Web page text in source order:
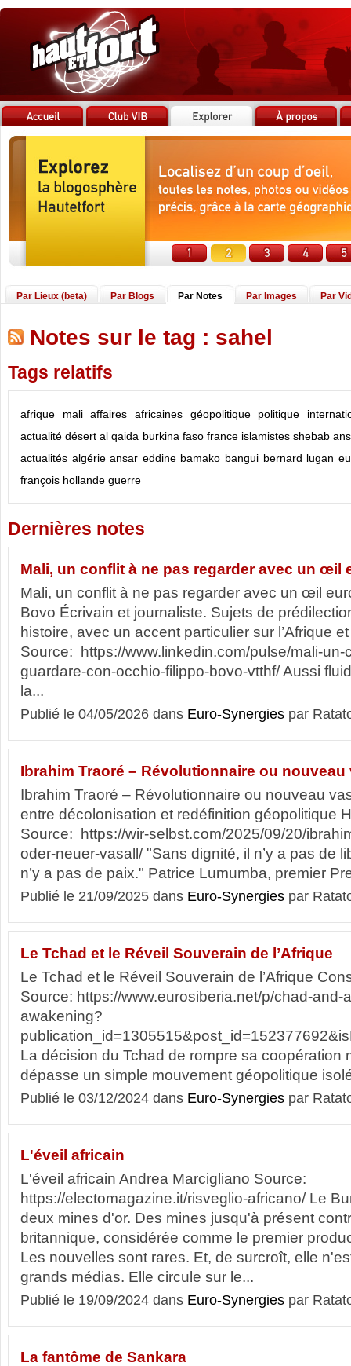
Par Lieux (beta) Par Blogs Par Notes Par Images Par
Notes sur le tag : sahel
Tags relatifs
afrique mali affaires africaines géopolitique
politique
actualité désert al qaida burkina faso france islamistes shebab
actualités algérie ansar eddine bamako bangui bernard lugan
françois hollande guerre
Dernières notes
Mali, un conflit à ne pas regarder avec un œil
Mali, un conflit à ne pas regarder avec un œil
Bovo Écrivain et journaliste. Sujets de
histoire, avec un accent particulier sur l’Afrique
Source: https://www.linkedin.com/pulse/mali-un-
guardare-con-occhio-filippo-bovo-vtthf/ Aussi
la...
Publié le 04/05/2026 dans Euro-Synergies par
Ibrahim Traoré – Révolutionnaire ou nouveau
Ibrahim Traoré – Révolutionnaire ou nouveau
entre décolonisation et redéfinition géopolitique
Source: https://wir-selbst.com/2025/09/20/
oder-neuer-vasall/ "Sans dignité, il n’y a pas de
n’y a pas de paix." Patrice Lumumba, premier
Publié le 21/09/2025 dans Euro-Synergies par
Le Tchad et le Réveil Souverain de l’Afrique
Le Tchad et le Réveil Souverain de l’Afrique
Source: https://www.eurosiberia.net/p/chad-and-
awakening?
La décision du Tchad de rompre sa coopération
dépasse un simple mouvement géopolitique
Publié le 03/12/2024 dans Euro-Synergies par
L'éveil africain
L'éveil africain Andrea Marcigliano Source:
https://electomagazine.it/risveglio-africano/ Le
deux mines d'or. Des mines jusqu'à présent
britannique, considérée comme le premier
Les nouvelles sont rares. Et, de surcroît, elle
grands médias. Elle circule sur le...
Publié le 19/09/2024 dans Euro-Synergies par
La fantôme de Sankara